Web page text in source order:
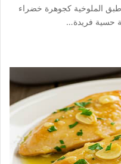
الملوخية كجوهرة خضراء
حسية فريدة…